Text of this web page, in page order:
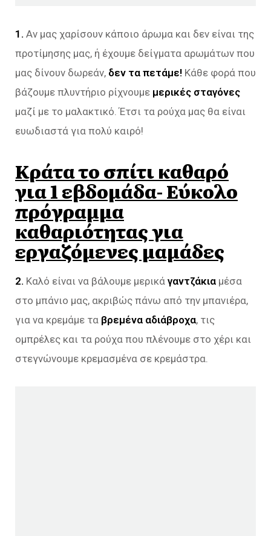
1. Αν μας χαρίσουν κάποιο άρωμα και δεν είναι της
προτίμησης μας, ή έχουμε δείγματα αρωμάτων που
μας δίνουν δωρεάν, δεν τα πετάμε! Κάθε φορά που
βάζουμε πλυντήριο ρίχνουμε μερικές σταγόνες
μαζί με το μαλακτικό. Έτσι τα ρούχα μας θα είναι
ευωδιαστά για πολύ καιρό!
Κράτα το σπίτι καθαρό
για 1 εβδομάδα- Εύκολο
πρόγραμμα
καθαριότητας για
εργαζόμενες μαμάδες
2. Καλό είναι να βάλουμε μερικά γαντζάκια μέσα
στο μπάνιο μας, ακριβώς πάνω από την μπανιέρα,
για να κρεμάμε τα βρεμένα αδιάβροχα, τις
ομπρέλες και τα ρούχα που πλένουμε στο χέρι και
στεγνώνουμε κρεμασμένα σε κρεμάστρα.